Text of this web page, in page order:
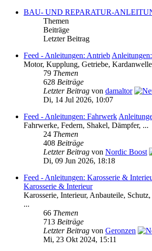
BAU- UND REPARATUR-
Themen
Beiträge
Letzter Beitrag
Feed - Anleitungen: Antrieb
Motor, Kupplung, Getriebe,
79 Themen
628 Beiträge
Letzter Beitrag von damaltor
Di, 14 Jul 2026, 10:07
Feed - Anleitungen: Fahrwerk
Fahrwerke, Federn, Shakel, Dämpfer, ...
24 Themen
408 Beiträge
Letzter Beitrag von Nordic Boost
Di, 09 Jun 2026, 18:18
Feed - Anleitungen: Karosserie &
Karosserie & Interieur
Karosserie, Interieur, Anbauteile,
...
66 Themen
713 Beiträge
Letzter Beitrag von Geronzen
Mi, 23 Okt 2024, 15:11